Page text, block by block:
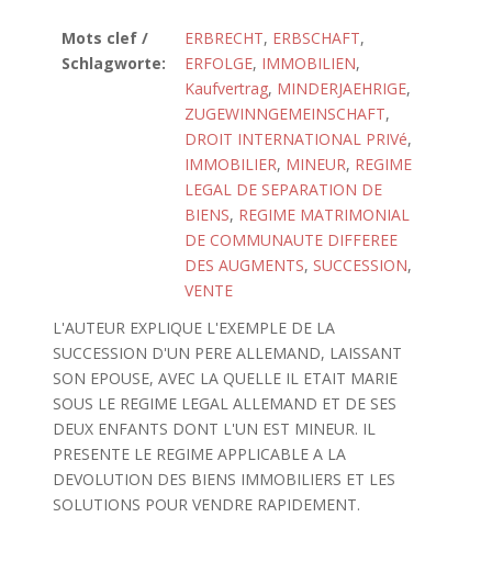
Mots clef /
Schlagworte:
ERBRECHT, ERBSCHAFT,
ERFOLGE, IMMOBILIEN,
Kaufvertrag, MINDERJAEHRIGE,
ZUGEWINNGEMEINSCHAFT,
DROIT INTERNATIONAL PRIVé,
IMMOBILIER, MINEUR, REGIME
LEGAL DE SEPARATION DE
BIENS, REGIME MATRIMONIAL
DE COMMUNAUTE DIFFEREE
DES AUGMENTS, SUCCESSION,
VENTE
L'AUTEUR EXPLIQUE L'EXEMPLE DE LA
SUCCESSION D'UN PERE ALLEMAND, LAISSANT
SON EPOUSE, AVEC LA QUELLE IL ETAIT MARIE
SOUS LE REGIME LEGAL ALLEMAND ET DE SES
DEUX ENFANTS DONT L'UN EST MINEUR. IL
PRESENTE LE REGIME APPLICABLE A LA
DEVOLUTION DES BIENS IMMOBILIERS ET LES
SOLUTIONS POUR VENDRE RAPIDEMENT.